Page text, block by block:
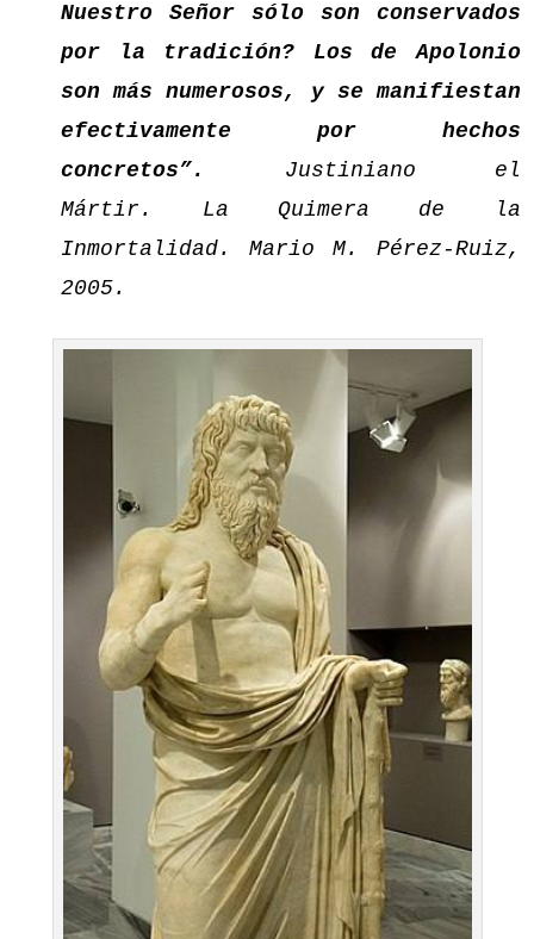
Nuestro Señor sólo son conservados
por la tradición? Los de Apolonio
son más numerosos, y se manifiestan
efectivamente por hechos
concretos”.
Justiniano el
Mártir. La Quimera de la
Inmortalidad. Mario M. Pérez-Ruiz,
2005.